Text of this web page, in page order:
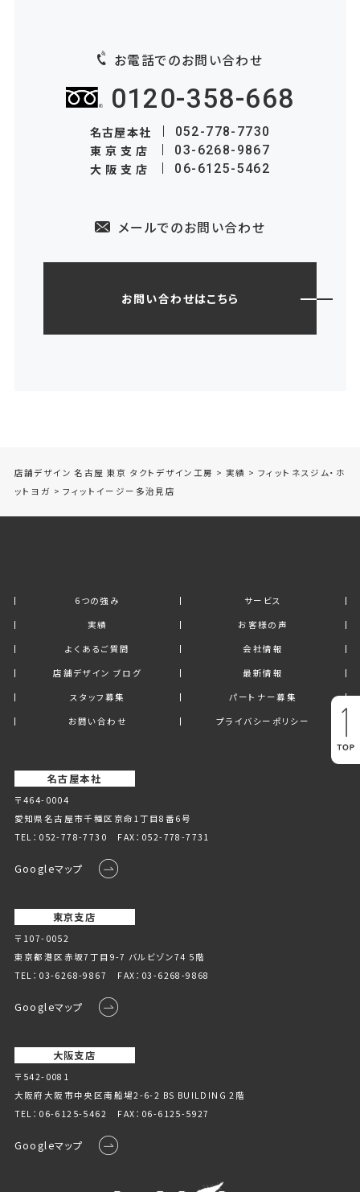
お電話でのお問い合わせ
0120-358-668
名古屋本社 052-778-7730
東京支店 03-6268-9867
大阪支店 06-6125-5462
メールでのお問い合わせ
お問い合わせはこちら
店舗デザイン 名古屋 東京 タクトデザイン工房 > 実績 > フィットネスジム・ホ
ットヨガ >フィットイージー多治見店
6つの強み
サービス
実績
お客様の声
よくあるご質問
会社情報
店舗デザイン ブログ
最新情報
スタッフ募集
パートナー募集
お問い合わせ
プライバシーポリシー
名古屋本社
〒464-0004
愛知県名古屋市千種区京命1丁⽬8番6号
TEL： 052-778-7730 FAX：052-778-7731
Googleマップ
東京支店
〒107-0052
東京都港区赤坂7丁目9-7 バルビゾン74 5階
TEL： 03-6268-9867 FAX：03-6268-9868
Googleマップ
大阪支店
〒542-0081
大阪府大阪市中央区南船場2-6-2 BS BUILDING 2階
TEL： 06-6125-5462 FAX：06-6125-5927
Googleマップ